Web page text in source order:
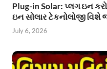
Plug-in Solar: પ્લગ ઇન
ઇન સોલાર ટેકનોલોજી વિશે
July 6, 2026